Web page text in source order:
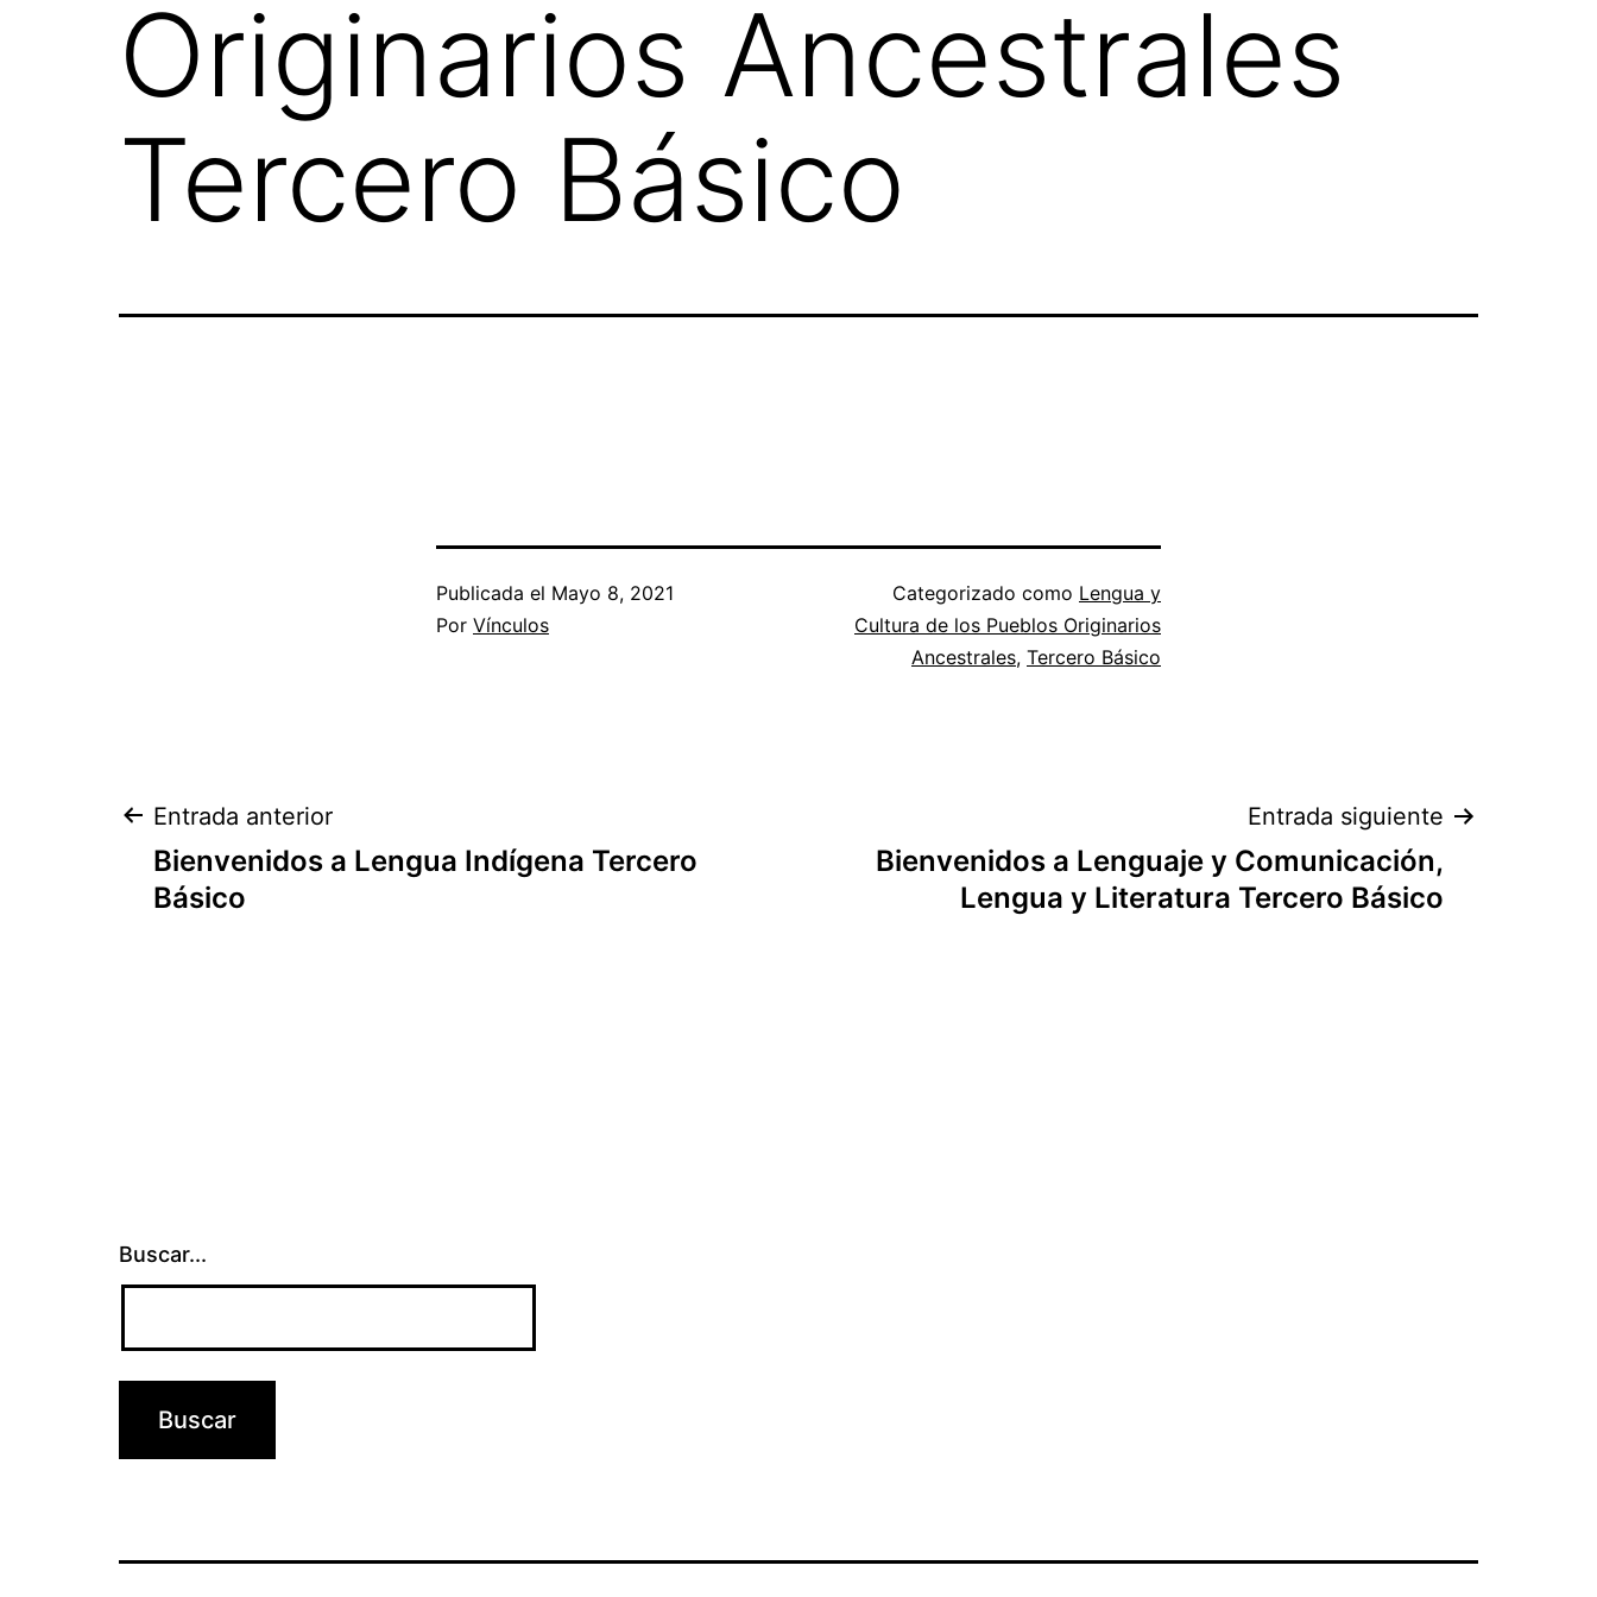
Originarios Ancestrales
Tercero Básico
Publicada el Mayo 8, 2021
Por Vínculos
Categorizado como Lengua y
Cultura de los Pueblos Originarios
Ancestrales, Tercero Básico
Navegación
de
Entrada anterior
Bienvenidos a Lengua Indígena Tercero
Básico
Entrada siguiente
Bienvenidos a Lenguaje y Comunicación,
Lengua y Literatura Tercero Básico
Buscar...